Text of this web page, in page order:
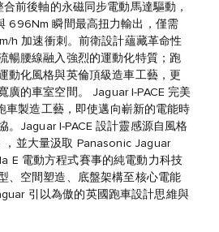
前後軸的永磁同步電動馬達驅動，
696Nm 瞬間最高扭力輸出，僅需
h 加速衝刺。前衛設計蘊藏革命性
暢腰線融入強烈的運動化特質；跑
動化風格與英倫頂級造車工藝，更
廣的車室空間。 Jaguar I-PACE 完美
車製造工藝，即使邁向嶄新的電能時
。Jaguar I-PACE 設計靈感源自風格
，並大量汲取 Panasonic Jaguar
E 電動方程式賽事的純電動力科技
、空間塑造、底盤架構至核心電能
引以為傲的英國跑車設計思維與